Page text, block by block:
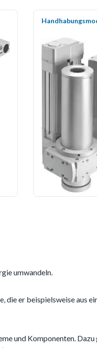
umwandeln.
er beispielsweise aus
und Komponenten. Dazu